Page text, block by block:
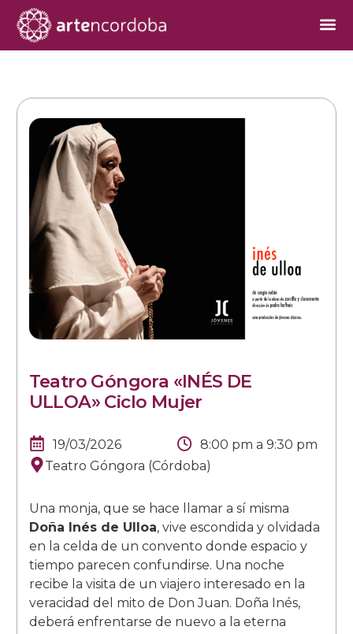
Teatro Góngora «INÉS DE
ULLOA» Ciclo Mujer
19/03/2026 8:00 pm a 9:30 pm
Teatro Góngora (Córdoba)
Una monja, que se hace llamar a sí misma
Doña Inés de Ulloa, vive escondida y olvidada
en la celda de un convento donde espacio y
tiempo parecen confundirse. Una noche
recibe la visita de un viajero interesado en la
veracidad del mito de Don Juan. Doña Inés,
deberá enfrentarse de nuevo a la eterna